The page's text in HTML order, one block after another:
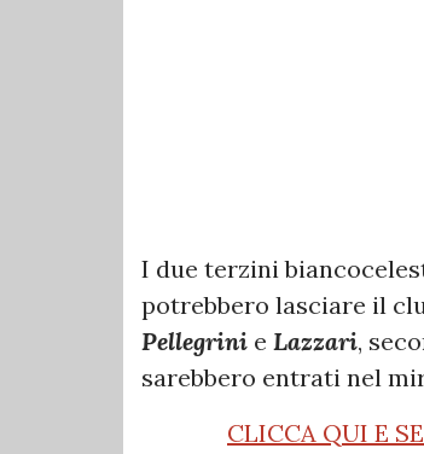
I due terzini
potrebbero lasciare il
Pellegrini e Lazzari,
sarebbero entrati nel
CLICCA QUI E